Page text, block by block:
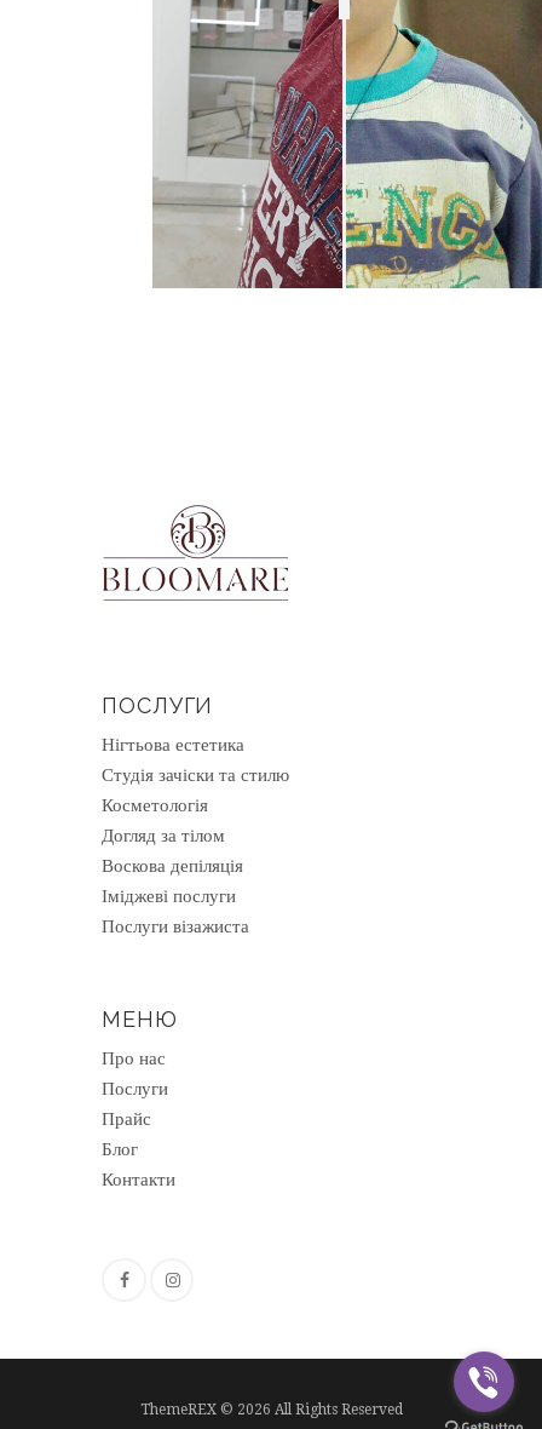
ПОСЛУГИ
Нігтьова естетика
Студія зачіски та стилю
Косметологія
Догляд за тілом
Воскова депіляція
Іміджеві послуги
Послуги візажиста
МЕНЮ
Про нас
Послуги
Прайс
Блог
Контакти
ThemeREX © 2026 All Rights Reserved